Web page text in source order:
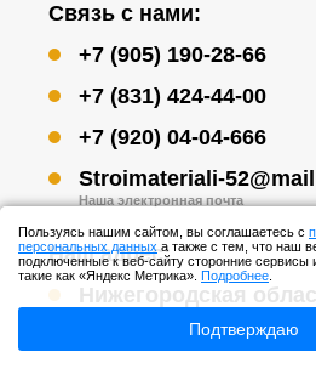
Пользуясь нашим сайтом, вы соглашаетесь с
персональных данныха также с тем, что наш
подключенные к веб-сайту сторонние сервисы
такие как «Яндекс Метрика». Подробнее
Подтверждаю
Связь с нами:
+7 (905) 190-28-66
+7 (831) 424-44-00
+7 (920) 04-04-666
Stroimateriali-
Наша электронная почта
Наш адрес:
Нижегородская
Доскинская